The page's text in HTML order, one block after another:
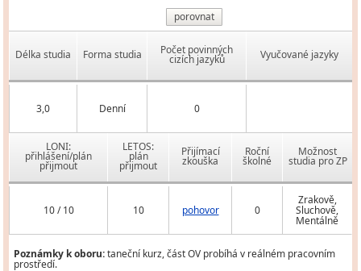
porovnat
Délka studia Forma studia Počet povinných
cizích jazyků Vyučované jazyky
3,0 Denní 0
LONI:
přihlášení/plán
přijmout
LETOS:
plán
přijmout
Přijímací
zkouška
Roční
školné
Možnost
studia pro ZP
10 / 10 10 pohovor 0
Zrakově,
Sluchově,
Mentálně
Poznámky k oboru:taneční kurz, část OV probíhá v reálném pracovním
prostředí.